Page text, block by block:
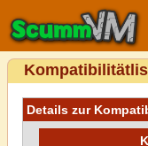
Details zur